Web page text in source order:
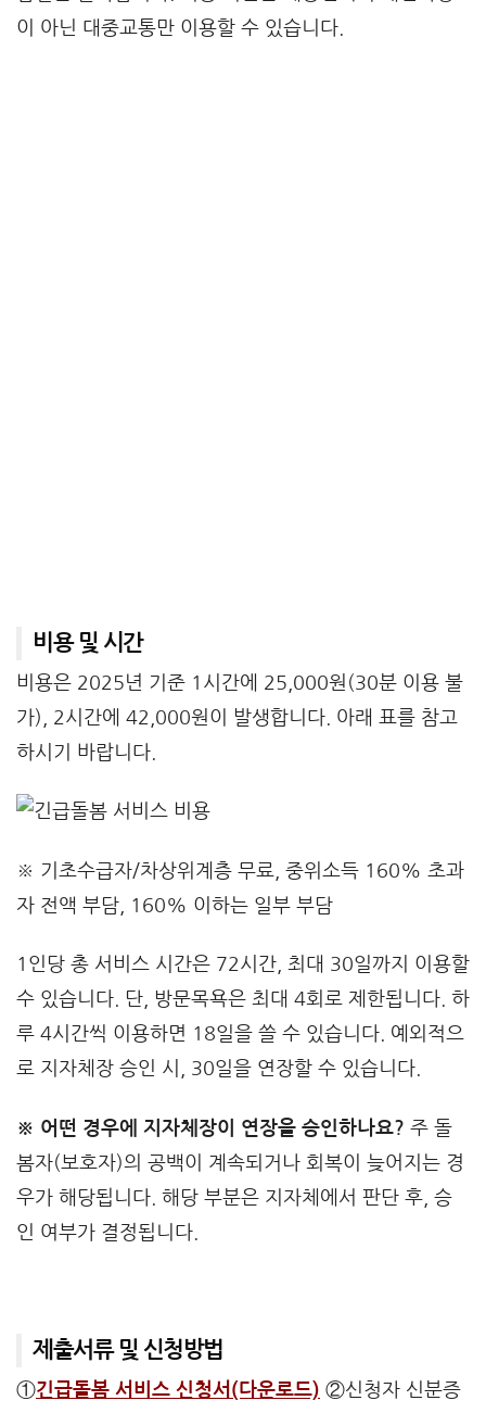
이 아닌 대중교통만 이용할 수 있습니다.
비용 및 시간
비용은 2025년 기준 1시간에 25,000원(30분 이용 불
가), 2시간에 42,000원이 발생합니다. 아래 표를 참고
하시기 바랍니다.
※ 기초수급자/차상위계층 무료, 중위소득 160% 초과
자 전액 부담, 160% 이하는 일부 부담
1인당 총 서비스 시간은 72시간, 최대 30일까지 이용할
수 있습니다. 단, 방문목욕은 최대 4회로 제한됩니다. 하
루 4시간씩 이용하면 18일을 쓸 수 있습니다. 예외적으
로 지자체장 승인 시, 30일을 연장할 수 있습니다.
※ 어떤 경우에 지자체장이 연장을 승인하나요? 주 돌
봄자(보호자)의 공백이 계속되거나 회복이 늦어지는 경
우가 해당됩니다. 해당 부분은 지자체에서 판단 후, 승
인 여부가 결정됩니다.
제출서류 및 신청방법
①긴급돌봄 서비스 신청서(다운로드) ②신청자 신분증